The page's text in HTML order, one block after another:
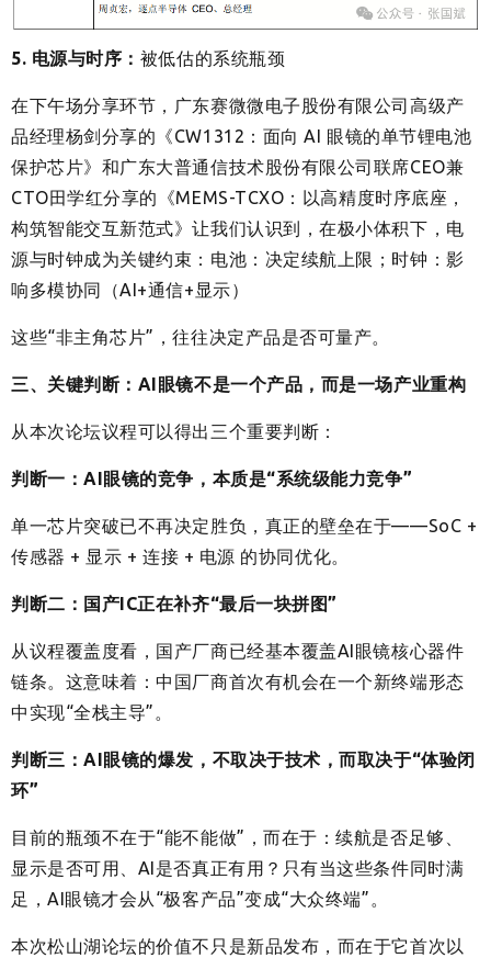
5. 电源与时序： 被低估的系统瓶颈
在下午场分享环节，广东赛微微电子股份有限公司高级产
品经理杨剑分享的《CW1312：面向 AI 眼镜的单节锂电池
保护芯片》和广东大普通信技术股份有限公司联席CEO兼
CTO田学红分享的《MEMS-TCXO：以高精度时序底座，
构筑智能交互新范式》让我们认识到，在极小体积下，电
源与时钟成为关键约束：电池：决定续航上限；时钟：影
响多模协同（AI+通信+显示）
这些“非主角芯片”，往往决定产品是否可量产。
三、关键判断：AI眼镜不是一个产品，而是一场产业重构
从本次论坛议程可以得出三个重要判断：
判断一：AI眼镜的竞争，本质是“系统级能力竞争”
单一芯片突破已不再决定胜负，真正的壁垒在于——SoC +
传感器 + 显示 + 连接 + 电源 的协同优化。
判断二：国产IC正在补齐“最后一块拼图”
从议程覆盖度看，国产厂商已经基本覆盖AI眼镜核心器件
链条。这意味着：中国厂商首次有机会在一个新终端形态
中实现“全栈主导”。
判断三：AI眼镜的爆发，不取决于技术，而取决于“体验闭
环”
目前的瓶颈不在于“能不能做”，而在于：续航是否足够、
显示是否可用、AI是否真正有用？只有当这些条件同时满
足，AI眼镜才会从“极客产品”变成“大众终端”。
本次松山湖论坛的价值不只是新品发布，而在于它首次以